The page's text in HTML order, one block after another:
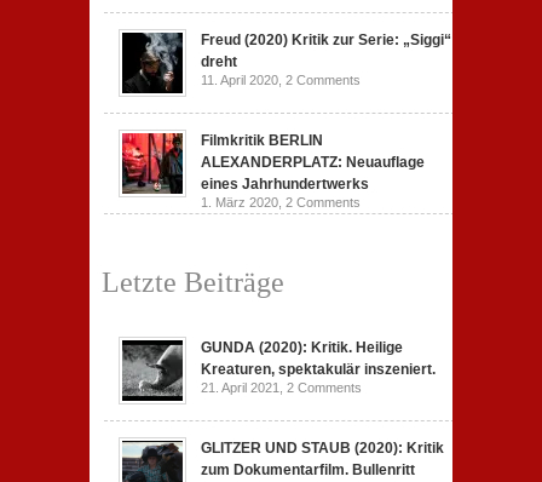
Freud (2020) Kritik zur Serie: „Siggi“
dreht
11. April 2020, 2 Comments
Filmkritik BERLIN
ALEXANDERPLATZ: Neuauflage
eines Jahrhundertwerks
1. März 2020, 2 Comments
Letzte Beiträge
GUNDA (2020): Kritik. Heilige
Kreaturen, spektakulär inszeniert.
21. April 2021, 2 Comments
GLITZER UND STAUB (2020): Kritik
zum Dokumentarfilm. Bullenritt